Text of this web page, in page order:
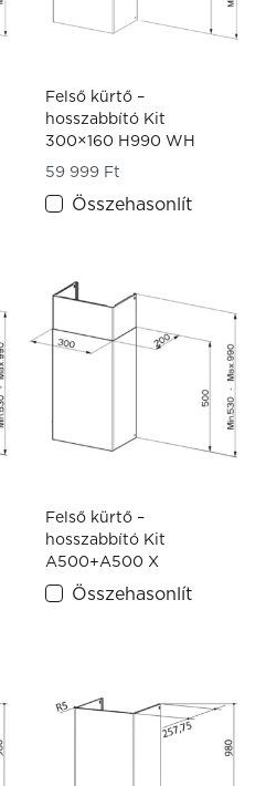
Felső kürtő –
hosszabbító Kit
300×160 H990 WH
59 999 Ft
Összehasonlít
Felső kürtő –
hosszabbító Kit
A500+A500 X
Összehasonlít